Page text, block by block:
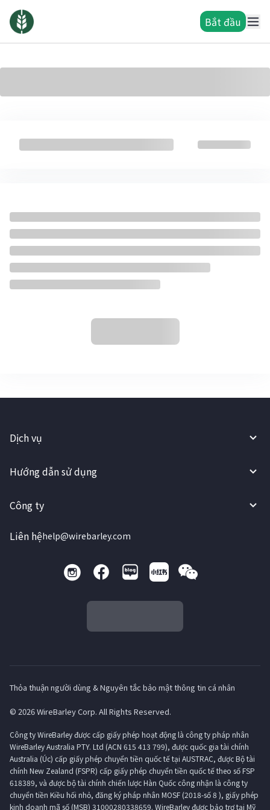
Bắt đầu
Dịch vụ
Hướng dẫn sử dụng
Công ty
Liên hệhelp@wirebarley.com
Thỏa thuận người dùng & Nguyên tắc bảo mật thông tin cá nhân
© 2026 WireBarley Corp. All Rights Reserved.
Công ty WireBarley được cấp giấy phép hoạt động là công ty pháp nhân
WireBarley Australia PTY. Ltd (ACN 615 413 799), được quốc gia tài chính
Australia (Úc) cấp giấy phép chuyển tiền quốc tế tại AUSTRAC, được Bộ tài
chính New Zealand (FSPR) cấp giấy phép chuyển tiền quốc tế theo số FSP
618389, và được bộ tài chính chiến lược Hàn Quốc công nhận là công ty
chuyển tiền Kiều hối nhỏ, đăng ký pháp nhân MOSF (2018-số 8 ), giấy phép
kinh doanh mã số (MSB) 31000280338659. WireBarley được bảo trợ tại Mỹ